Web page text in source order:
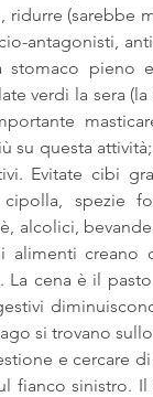
ridurre (sarebbe
antagonisti,
stomaco pieno
verdi la sera
su questa
Evitate cibi
spezie
alcolici,
alimenti
cena è il
si trovano
e cercare
fianco sinistro.